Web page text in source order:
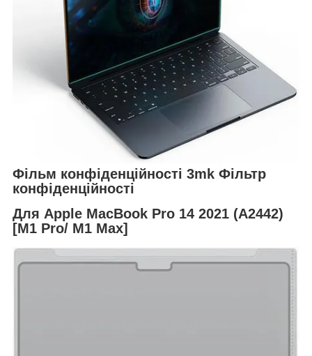
Фільм конфіденційності 3mk Фільтр
конфіденційності
Для Apple MacBook Pro 14 2021 (A2442)
[M1 Pro/ M1 Max]